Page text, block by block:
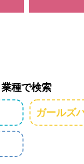
業種で検索
ガールズ